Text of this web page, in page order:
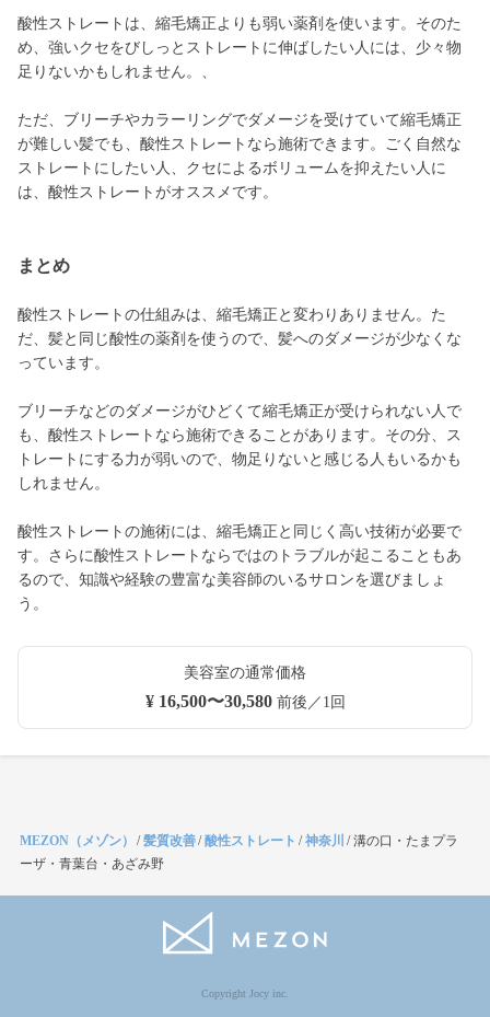
酸性ストレートは、縮毛矯正よりも弱い薬剤を使います。そのた
め、強いクセをびしっとストレートに伸ばしたい人には、少々物
足りないかもしれません。、
ただ、ブリーチやカラーリングでダメージを受けていて縮毛矯正
が難しい髪でも、酸性ストレートなら施術できます。ごく自然な
ストレートにしたい人、クセによるボリュームを抑えたい人に
は、酸性ストレートがオススメです。
まとめ
酸性ストレートの仕組みは、縮毛矯正と変わりありません。た
だ、髪と同じ酸性の薬剤を使うので、髪へのダメージが少なくな
っています。
ブリーチなどのダメージがひどくて縮毛矯正が受けられない人で
も、酸性ストレートなら施術できることがあります。その分、ス
トレートにする力が弱いので、物足りないと感じる人もいるかも
しれません。
酸性ストレートの施術には、縮毛矯正と同じく高い技術が必要で
す。さらに酸性ストレートならではのトラブルが起こることもあ
るので、知識や経験の豊富な美容師のいるサロンを選びましょ
う。
美容室の通常価格
¥ 16,500〜30,580前後／1回
MEZON（メゾン） /髪質改善/酸性ストレート /神奈川 /溝の口・たまプラ
ーザ・青葉台・あざみ野
Copyright Jocy inc.